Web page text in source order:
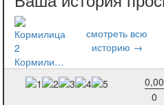
Кормилица 2
0,00
0